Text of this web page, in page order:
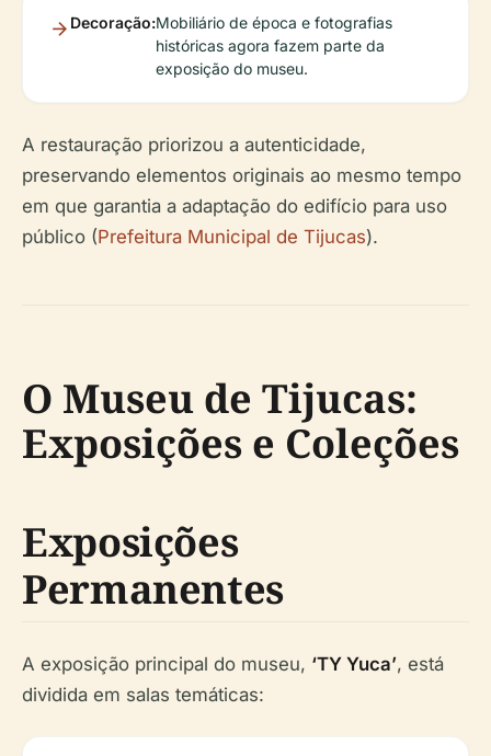
Decoração:Mobiliário de época e fotografias
históricas agora fazem parte da
exposição do museu.
A restauração priorizou a autenticidade,
preservando elementos originais ao mesmo tempo
em que garantia a adaptação do edifício para uso
público (Prefeitura Municipal de Tijucas).
O Museu de Tijucas:
Exposições e Coleções
Exposições
Permanentes
A exposição principal do museu, ‘TY Yuca’, está
dividida em salas temáticas: